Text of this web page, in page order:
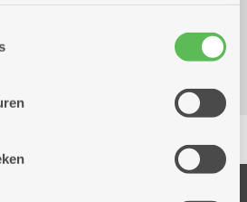
toestemming nodig. Sommige
door derde partijen die een
gebruik van onze
combineren met andere
33